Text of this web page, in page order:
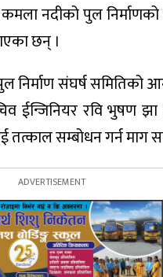
कमला नदीको पुल
छन् ।
निर्माण संघर्ष समितिको
रवि भुषण झा
तत्काल सम्बोधन गर्न